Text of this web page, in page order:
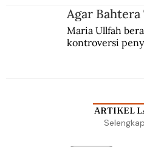
Agar Bahtera
Maria Ullfah
kontroversi
ARTIKEL